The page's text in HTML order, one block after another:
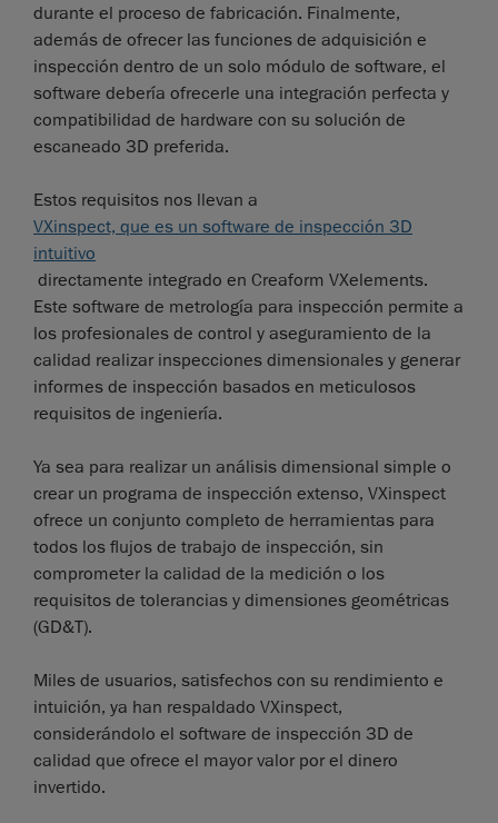
durante el proceso de fabricación. Finalmente,
además de ofrecer las funciones de adquisición e
inspección dentro de un solo módulo de software, el
software debería ofrecerle una integración perfecta y
compatibilidad de hardware con su solución de
escaneado 3D preferida.
Estos requisitos nos llevan a
VXinspect, que es un software de inspección 3D
intuitivo
directamente integrado en Creaform VXelements.
Este software de metrología para inspección permite a
los profesionales de control y aseguramiento de la
calidad realizar inspecciones dimensionales y generar
informes de inspección basados en meticulosos
requisitos de ingeniería.
Ya sea para realizar un análisis dimensional simple o
crear un programa de inspección extenso, VXinspect
ofrece un conjunto completo de herramientas para
todos los flujos de trabajo de inspección, sin
comprometer la calidad de la medición o los
requisitos de tolerancias y dimensiones geométricas
(GD&T).
Miles de usuarios, satisfechos con su rendimiento e
intuición, ya han respaldado VXinspect,
considerándolo el software de inspección 3D de
calidad que ofrece el mayor valor por el dinero
invertido.